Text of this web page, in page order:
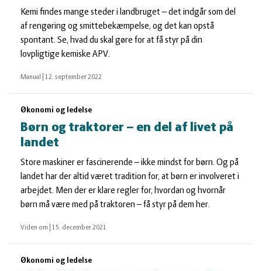
Kemi findes mange steder i landbruget – det indgår som del
af rengøring og smittebekæmpelse, og det kan opstå
spontant. Se, hvad du skal gøre for at få styr på din
lovpligtige kemiske APV.
Manual 12. september 2022
Økonomi og ledelse
Børn og traktorer – en del af livet på
landet
Store maskiner er fascinerende – ikke mindst for børn. Og på
landet har der altid været tradition for, at børn er involveret i
arbejdet. Men der er klare regler for, hvordan og hvornår
børn må være med på traktoren – få styr på dem her.
Viden om 15. december 2021
Økonomi og ledelse